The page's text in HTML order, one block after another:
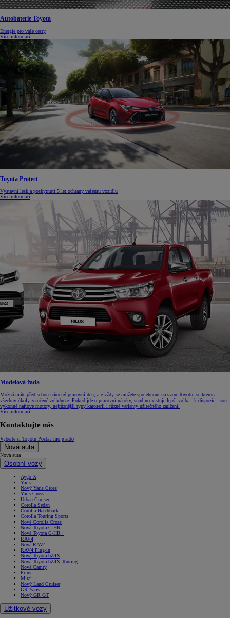
Autobaterie Toyota
Energie pro vaše cesty
Více informací
Toyota Protect
Výstavní lesk a poskytnutí 5 let ochrany vašemu vozidlu
Více informací
Modelová řada
Možná máte před sebou náročný pracovní den, ale vždy se můžete spolehnout na svou Toyotu, se kterou
všechny úkoly zaručeně zvládnete. Pokud jde o pracovní nároky, snad neexistuje lepší volba - k dispozici jsou
výkonné naftové motory, nejrůznější typy karoserií i různé varianty užitečného zatížení.
Více informací
Kontaktujte nás
Vyberte si Toyotu Postav moje auto
Nová auta
Nová auta
Osobní vozy
Aygo X
Yaris
Nový Yaris Cross
Yaris Cross
Urban Cruiser
Corolla Sedan
Corolla Hatchback
Corolla Touring Sports
Nová Corolla Cross
Nová Toyota C-HR
Nová Toyota C-HR+
RAV4
Nová RAV4
RAV4 Plug-in
Nová Toyota bZ4X
Nová Toyota bZ4X Touring
Nová Camry
Prius
Mirai
Nový Land Cruiser
GR Yaris
Nový GR GT
Užitkové vozy